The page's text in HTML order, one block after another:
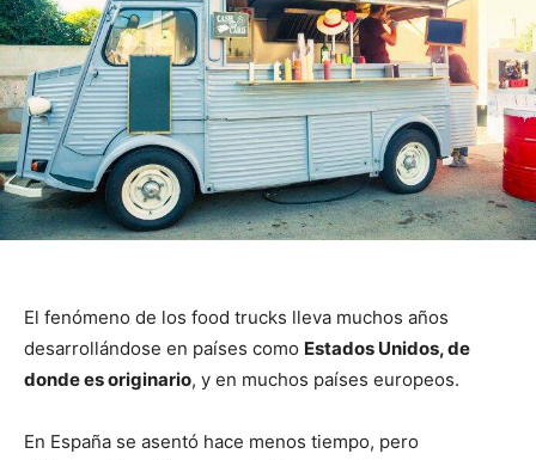
El fenómeno de los food trucks lleva muchos años
desarrollándose en países como Estados Unidos, de
donde es originario, y en muchos países europeos.
En España se asentó hace menos tiempo, pero